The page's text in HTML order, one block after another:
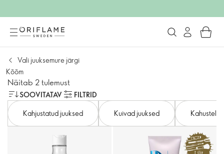
Vali juuksemure järgi
Kõõm
Näitab 2 tulemust
SOOVITATAV
FILTRID
Kahjustatud juuksed
Kuivad juuksed Kahustele